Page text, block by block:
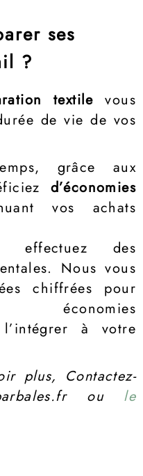
ses
?
textile vous
de vie de vos
grâce aux
d’économies
vos achats
effectuez des
Nous vous
chiffrées pour
l’intégrer à votre
plus, Contactez-
ou le